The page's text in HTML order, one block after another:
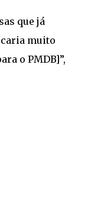
que já
muito
o PMDB]”,